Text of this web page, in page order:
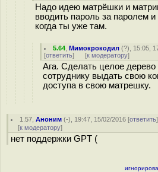
Надо идею матрёшки и
вводить пароль за паролем
когда ты уже там.
5.64 ,Мимокрокодил (?), 15:05,
[ответить] [к модератору]
Ага. Сделать целое
сотруднику выдать свою
доступа в свою матрешку.
1.57 ,Аноним (-), 19:47, 15/02/2016 [ответить
[к модератору]
нет поддержки GPT (